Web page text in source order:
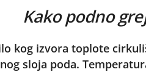
Kako podno
kog izvora toplote
sloja poda.